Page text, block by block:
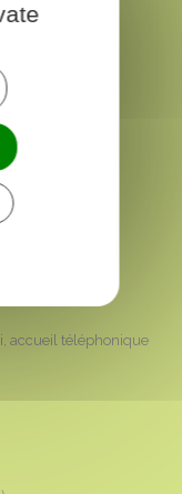
accueil téléphonique